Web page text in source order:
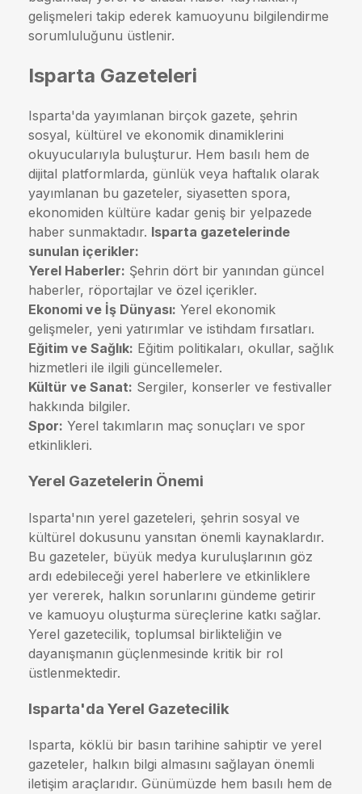
gelişmeleri takip ederek kamuoyunu bilgilendirme
sorumluluğunu üstlenir.
Isparta Gazeteleri
Isparta'da yayımlanan birçok gazete, şehrin
sosyal, kültürel ve ekonomik dinamiklerini
okuyucularıyla buluşturur. Hem basılı hem de
dijital platformlarda, günlük veya haftalık olarak
yayımlanan bu gazeteler, siyasetten spora,
ekonomiden kültüre kadar geniş bir yelpazede
haber sunmaktadır. Isparta gazetelerinde
sunulan içerikler:
Yerel Haberler: Şehrin dört bir yanından güncel
haberler, röportajlar ve özel içerikler.
Ekonomi ve İş Dünyası: Yerel ekonomik
gelişmeler, yeni yatırımlar ve istihdam fırsatları.
Eğitim ve Sağlık: Eğitim politikaları, okullar, sağlık
hizmetleri ile ilgili güncellemeler.
Kültür ve Sanat: Sergiler, konserler ve festivaller
hakkında bilgiler.
Spor: Yerel takımların maç sonuçları ve spor
etkinlikleri.
Yerel Gazetelerin Önemi
Isparta'nın yerel gazeteleri, şehrin sosyal ve
kültürel dokusunu yansıtan önemli kaynaklardır.
Bu gazeteler, büyük medya kuruluşlarının göz
ardı edebileceği yerel haberlere ve etkinliklere
yer vererek, halkın sorunlarını gündeme getirir
ve kamuoyu oluşturma süreçlerine katkı sağlar.
Yerel gazetecilik, toplumsal birlikteliğin ve
dayanışmanın güçlenmesinde kritik bir rol
üstlenmektedir.
Isparta'da Yerel Gazetecilik
Isparta, köklü bir basın tarihine sahiptir ve yerel
gazeteler, halkın bilgi almasını sağlayan önemli
iletişim araçlarıdır. Günümüzde hem basılı hem de